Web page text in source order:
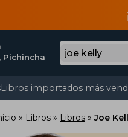
Pichincha
Libros importados más
Libros Libros Joe